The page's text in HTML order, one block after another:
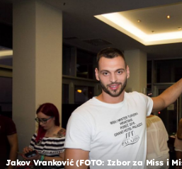
Jakov Vranković (FOTO: Izbor za Miss i
OMOGUĆI